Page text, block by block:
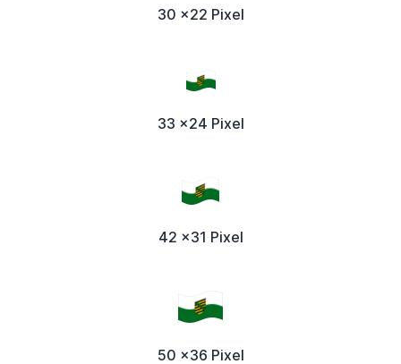
30 x22 Pixel
33 x24 Pixel
42 x31 Pixel
50 x36 Pixel